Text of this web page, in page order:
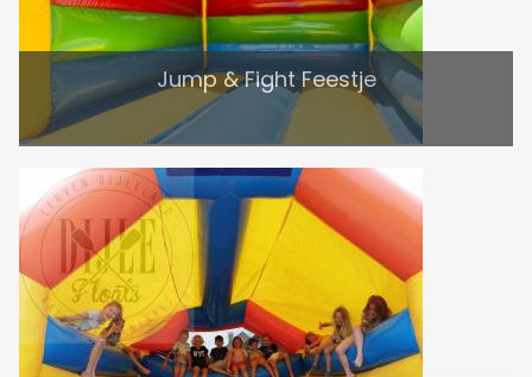
Jump & Fight Feestje